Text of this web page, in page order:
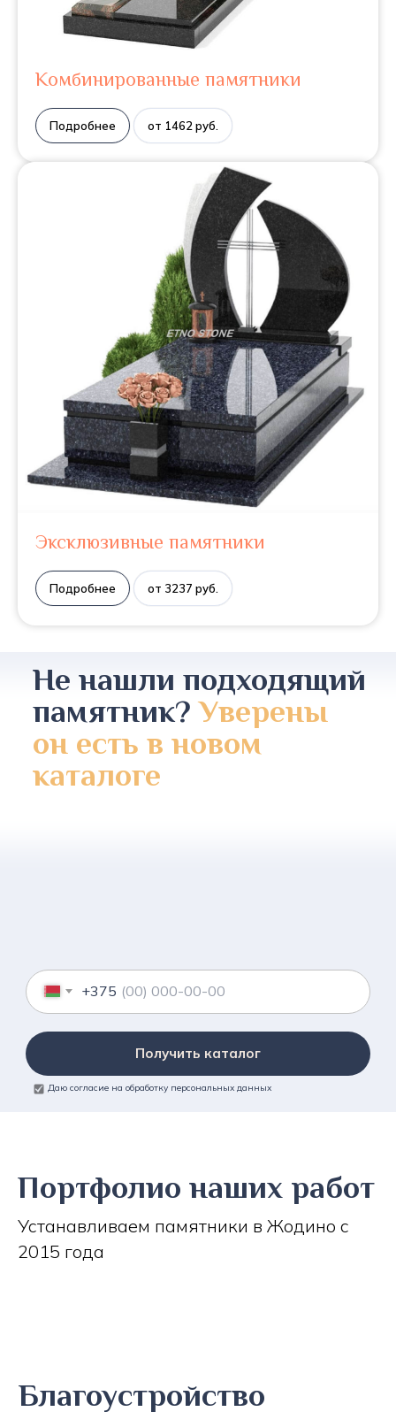
Комбинированные памятники
Подробнее от 1462 руб.
Эксклюзивные памятники
Подробнее от 3237 руб.
Не нашли подходящий
памятник?Уверены
он есть в новом
каталоге
+375
Получить каталог
Даю согласие на обработку персональных данных
Портфолио наших работ
Устанавливаем памятники в Жодино с
2015 года
Благоустройство